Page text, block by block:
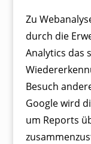
Zu
durch die
Analytics das
Besuch
Google wird
um Reports